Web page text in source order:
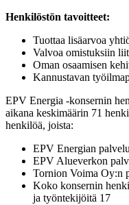
Henkilöstön tavoitteet:
Tuottaa lisäarvoa
Valvoa omistuksiin
Oman osaamisen
Kannustavan
EPV Energia -konsernin
aikana keskimäärin 71
henkilöä, joista:
EPV Energian
EPV Alueverkon
Tornion Voima Oy:n
Koko konsernin
ja työntekijöitä 17